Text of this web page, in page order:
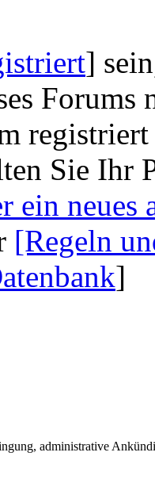
]
Forums
Sie Ihr
ein neues
[Regeln
]
administrative